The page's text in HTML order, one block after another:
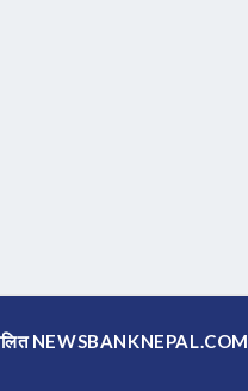
NEWSBANKNEPAL.COM